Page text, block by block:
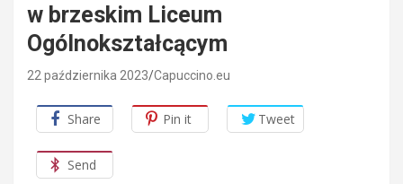
w brzeskim Liceum
Ogólnokształcącym
22 października 2023 Capuccino.eu
Share Pin it Tweet
Send